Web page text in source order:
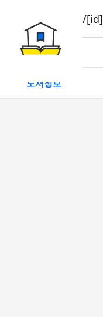
book/rent/[id]
대여
도서정보